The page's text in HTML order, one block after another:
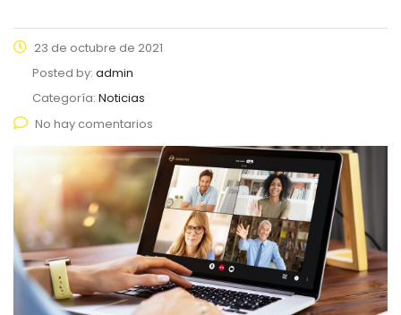
23 de octubre de 2021
Posted by: admin
Categoría: Noticias
No hay comentarios